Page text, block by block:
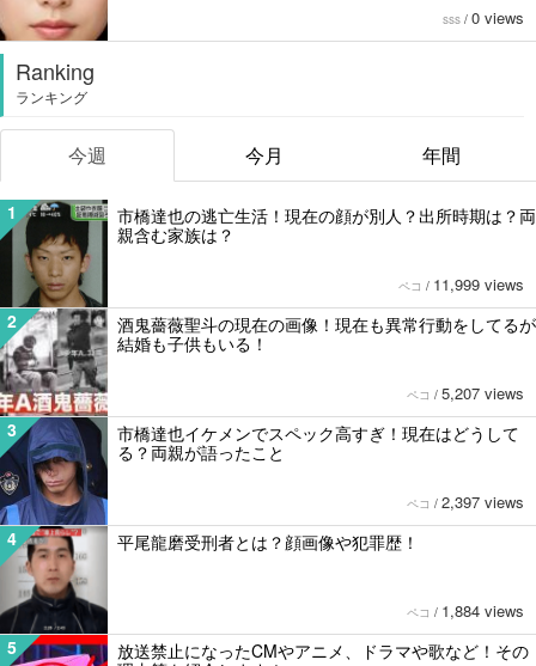
sss / 0 views
Ranking
ランキング
今週 今月 年間
1
市橋達也の逃亡生活！現在の顔が別人？出所時期は？両
親含む家族は？
ペコ / 11,999 views
2
酒鬼薔薇聖斗の現在の画像！現在も異常行動をしてるが
結婚も子供もいる！
ペコ / 5,207 views
3
市橋達也イケメンでスペック高すぎ！現在はどうして
る？両親が語ったこと
ペコ / 2,397 views
4 平尾龍磨受刑者とは？顔画像や犯罪歴！
ペコ / 1,884 views
5
放送禁止になったCMやアニメ、ドラマや歌など！その